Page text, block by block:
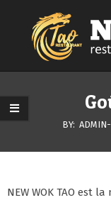
content
NEW
WOK
TAO
Navigation
Menu
BY: ADMIN-
NEW WOK TAO est